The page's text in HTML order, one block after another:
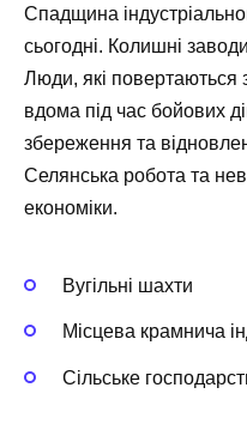
Спадщина
сьогодні. Колишні
Люди, які
вдома під час бойових
збереження та
Селянська робота та
економіки.
Вугільні шахти
Місцева крамнича
Сільське